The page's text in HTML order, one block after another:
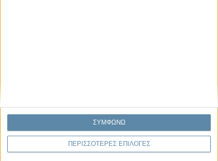
ΠΕΡΙΣΣΟΤΕΡΕΣ ΕΠΙΛΟΓΕΣ
ΣΥΜΦΩΝΩ
Να αφήνεις τους ανθρώπους να είναι (letting